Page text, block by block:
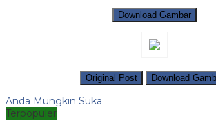
Download Gambar
Original Post Download
Anda Mungkin Suka
Terpopuler